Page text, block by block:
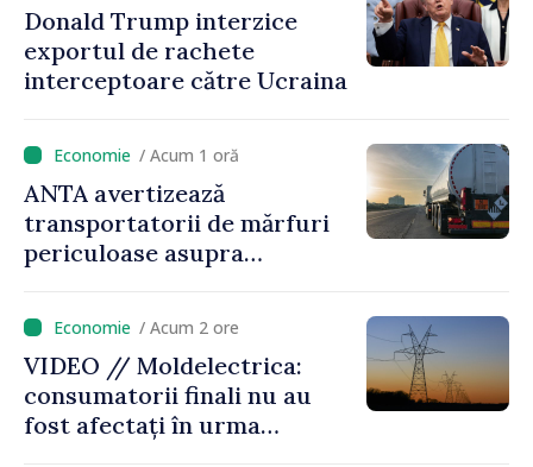
Donald Trump interzice
exportul de rachete
interceptoare către Ucraina
/ Acum 1 oră
ANTA avertizează
transportatorii de mărfuri
periculoase asupra
caniculă
/ Acum 2 ore
VIDEO // Moldelectrica:
consumatorii finali nu au
fost afectați în urma